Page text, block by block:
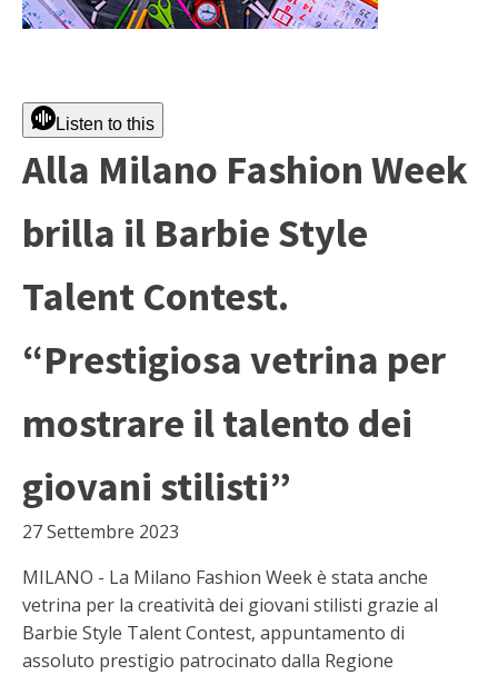
Listen to this
Alla Milano Fashion Week
brilla il Barbie Style
Talent Contest.
“Prestigiosa vetrina per
mostrare il talento dei
giovani stilisti”
27 Settembre 2023
MILANO - La Milano Fashion Week è stata anche
vetrina per la creatività dei giovani stilisti grazie al
Barbie Style Talent Contest, appuntamento di
assoluto prestigio patrocinato dalla Regione